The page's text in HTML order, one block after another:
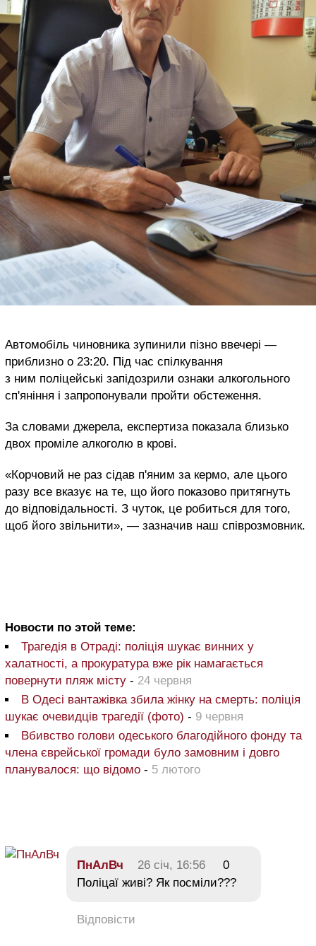
Автомобіль чиновника зупинили пізно ввечері —
приблизно о 23:20. Під час спілкування
з ним поліцейські запідозрили ознаки алкогольного
сп'яніння і запропонували пройти обстеження.
За словами джерела, експертиза показала близько
двох проміле алкоголю в крові.
«Корчовий не раз сідав п'яним за кермо, але цього
разу все вказує на те, що його показово притягнуть
до відповідальності. З чуток, це робиться для того,
щоб його звільнити», — зазначив наш співрозмовник.
Новости по этой теме:
Трагедія в Отраді: поліція шукає винних у
халатності, а прокуратура вже рік намагається
повернути пляж місту - 24 червня
В Одесі вантажівка збила жінку на смерть: поліція
шукає очевидців трагедії (фото) - 9 червня
Вбивство голови одеського благодійного фонду та
члена єврейської громади було замовним і довго
планувалося: що відомо - 5 лютого
ПнАлВч 26 січ, 16:56
0
Поліцаї живі? Як посміли???
Відповісти